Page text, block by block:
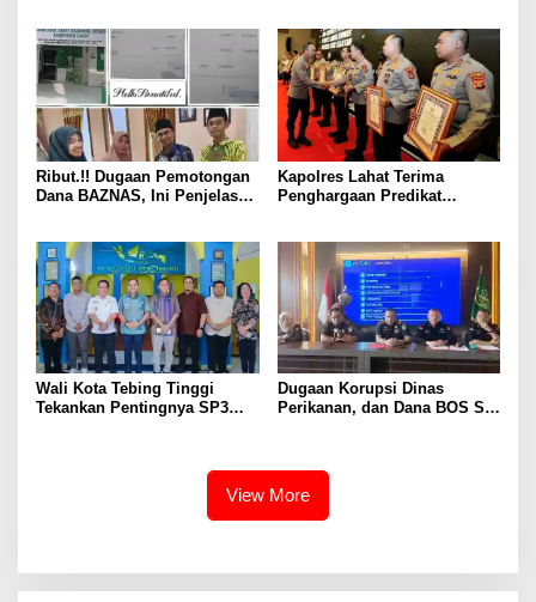
Ribut.!! Dugaan Pemotongan
Dana BAZNAS, Ini Penjelasan
Kapolres Lahat Terima
Penghargaan Predikat
Wali Kota Tebing Tinggi
Tekankan Pentingnya SP3
Dugaan Korupsi Dinas
Perikanan, dan Dana BOS SD
View More